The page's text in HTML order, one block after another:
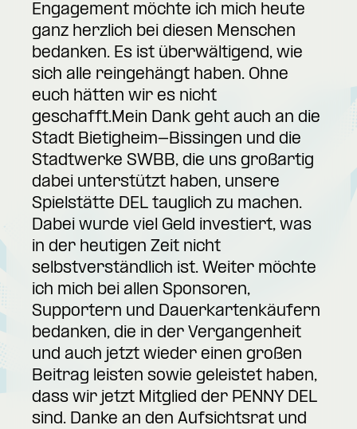
Engagement möchte ich mich heute
ganz herzlich bei diesen Menschen
bedanken. Es ist überwältigend, wie
sich alle reingehängt haben. Ohne
euch hätten wir es nicht
geschafft.Mein Dank geht auch an die
Stadt Bietigheim-Bissingen und die
Stadtwerke SWBB, die uns großartig
dabei unterstützt haben, unsere
Spielstätte DEL tauglich zu machen.
Dabei wurde viel Geld investiert, was
in der heutigen Zeit nicht
selbstverständlich ist. Weiter möchte
ich mich bei allen Sponsoren,
Supportern und Dauerkartenkäufern
bedanken, die in der Vergangenheit
und auch jetzt wieder einen großen
Beitrag leisten sowie geleistet haben,
dass wir jetzt Mitglied der PENNY DEL
sind. Danke an den Aufsichtsrat und